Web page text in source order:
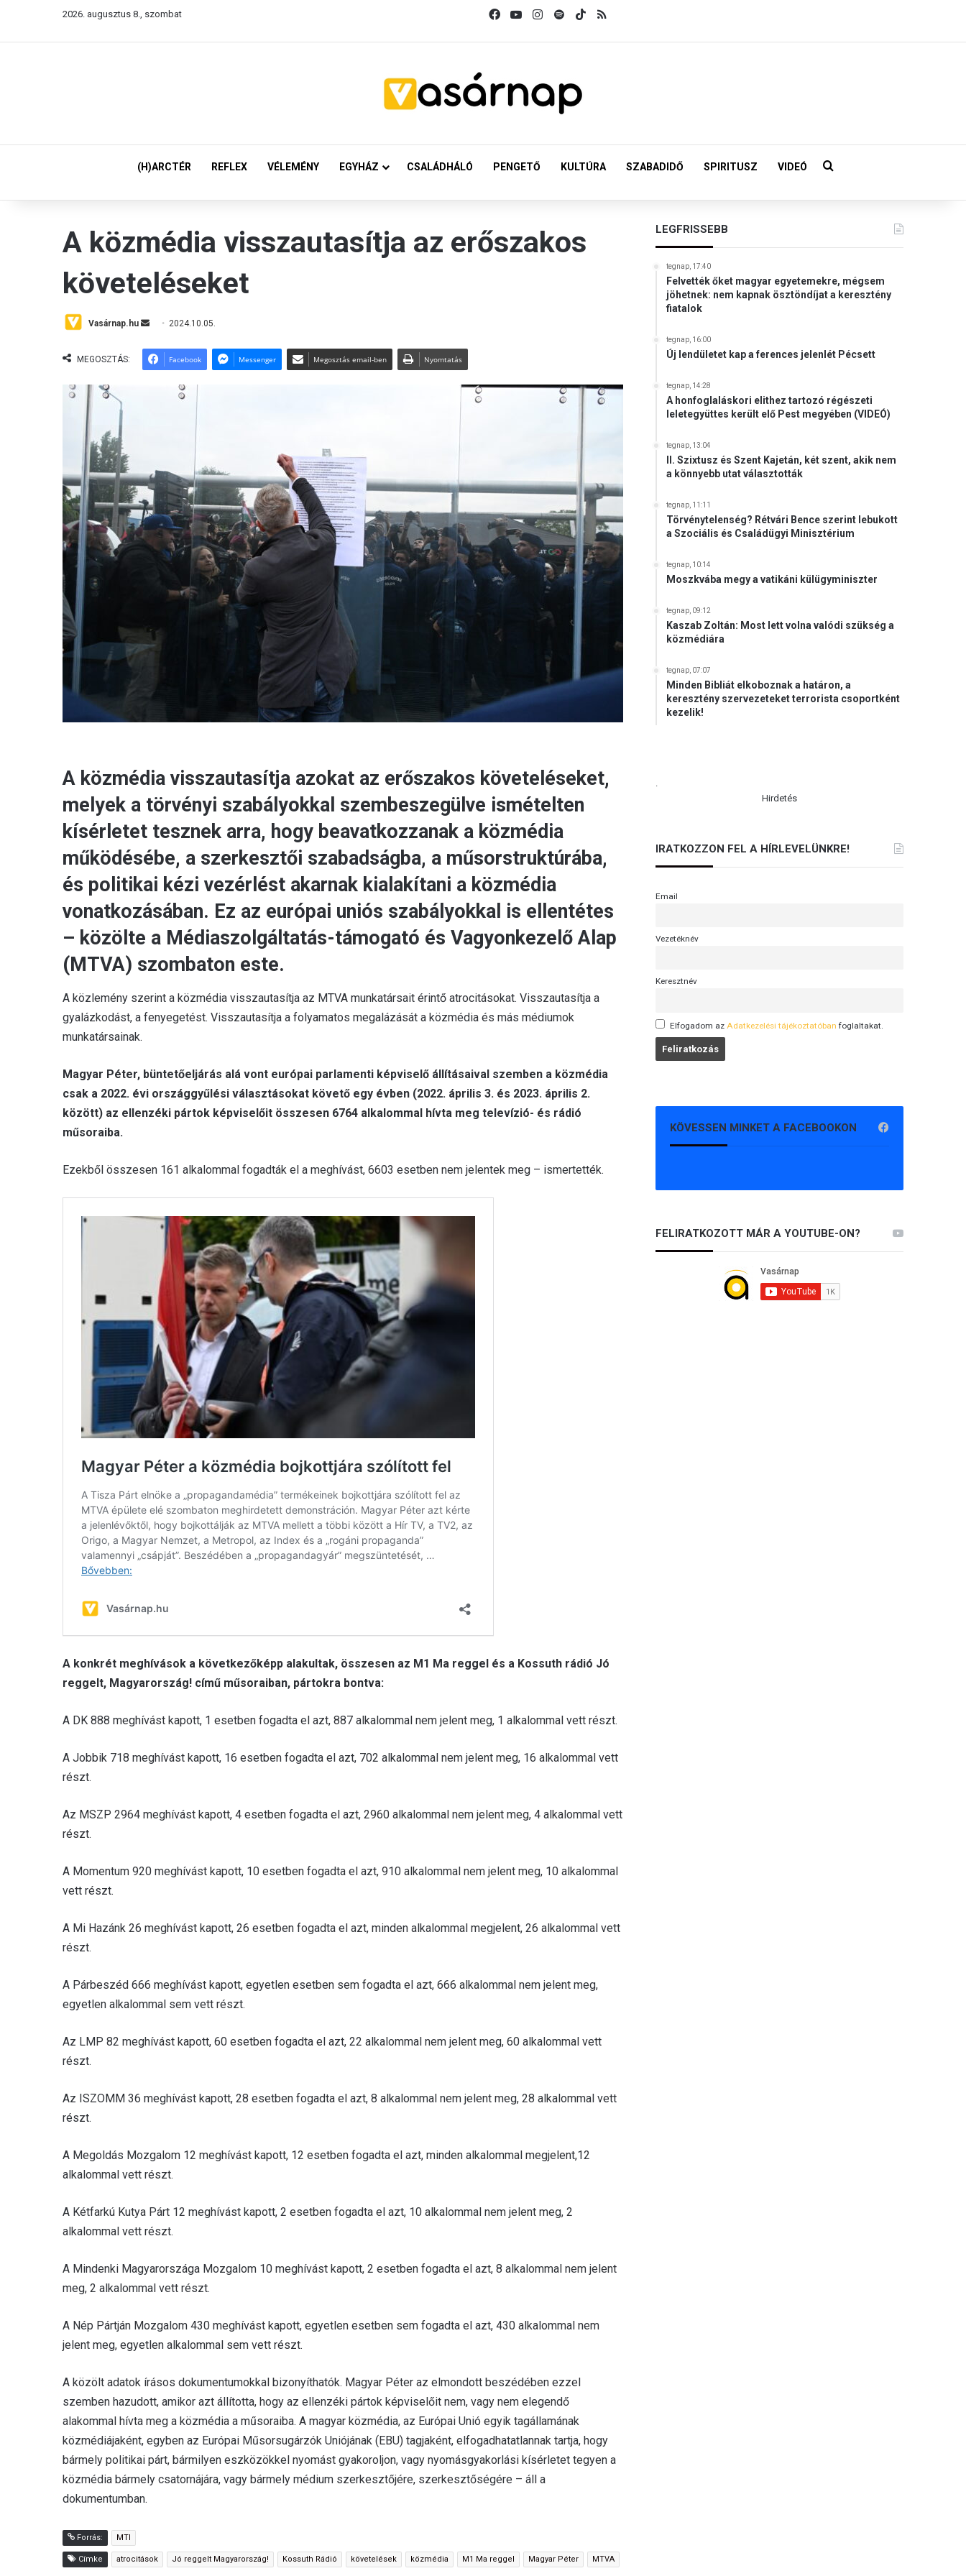
2026. augusztus 8., szombat FacebookYouTubeInstagram
SpotifyTikTokRSS
(H)ARCTÉR REFLEX VÉLEMÉNY EGYHÁZ CSALÁDHÁLÓ PENGETŐ KULTÚRA SZABADIDŐ SPIRITUSZ VIDEÓ Keresés:
A közmédia visszautasítja az erőszakos
követeléseket
Vasárnap.hu
Send
email
2024.10.05.
MEGOSZTÁS: Facebook Messenger Megosztás email-ben Nyomtatás
A közmédia visszautasítja azokat az erőszakos követeléseket,
melyek a törvényi szabályokkal szembeszegülve ismételten
kísérletet tesznek arra, hogy beavatkozzanak a közmédia
működésébe, a szerkesztői szabadságba, a műsorstruktúrába,
és politikai kézi vezérlést akarnak kialakítani a közmédia
vonatkozásában. Ez az európai uniós szabályokkal is ellentétes
– közölte a Médiaszolgáltatás-támogató és Vagyonkezelő Alap
(MTVA) szombaton este.
A közlemény szerint a közmédia visszautasítja az MTVA munkatársait érintő atrocitásokat. Visszautasítja a
gyalázkodást, a fenyegetést. Visszautasítja a folyamatos megalázását a közmédia és más médiumok
munkatársainak.
Magyar Péter, büntetőeljárás alá vont európai parlamenti képviselő állításaival szemben a közmédia
csak a 2022. évi országgyűlési választásokat követő egy évben (2022. április 3. és 2023. április 2.
között) az ellenzéki pártok képviselőit összesen 6764 alkalommal hívta meg televízió- és rádió
műsoraiba.
Ezekből összesen 161 alkalommal fogadták el a meghívást, 6603 esetben nem jelentek meg – ismertették.
A konkrét meghívások a következőképp alakultak, összesen az M1 Ma reggel és a Kossuth rádió Jó
reggelt, Magyarország! című műsoraiban, pártokra bontva:
A DK 888 meghívást kapott, 1 esetben fogadta el azt, 887 alkalommal nem jelent meg, 1 alkalommal vett részt.
A Jobbik 718 meghívást kapott, 16 esetben fogadta el azt, 702 alkalommal nem jelent meg, 16 alkalommal vett
részt.
Az MSZP 2964 meghívást kapott, 4 esetben fogadta el azt, 2960 alkalommal nem jelent meg, 4 alkalommal vett
részt.
A Momentum 920 meghívást kapott, 10 esetben fogadta el azt, 910 alkalommal nem jelent meg, 10 alkalommal
vett részt.
A Mi Hazánk 26 meghívást kapott, 26 esetben fogadta el azt, minden alkalommal megjelent, 26 alkalommal vett
részt.
A Párbeszéd 666 meghívást kapott, egyetlen esetben sem fogadta el azt, 666 alkalommal nem jelent meg,
egyetlen alkalommal sem vett részt.
Az LMP 82 meghívást kapott, 60 esetben fogadta el azt, 22 alkalommal nem jelent meg, 60 alkalommal vett
részt.
Az ISZOMM 36 meghívást kapott, 28 esetben fogadta el azt, 8 alkalommal nem jelent meg, 28 alkalommal vett
részt.
A Megoldás Mozgalom 12 meghívást kapott, 12 esetben fogadta el azt, minden alkalommal megjelent,12
alkalommal vett részt.
A Kétfarkú Kutya Párt 12 meghívást kapott, 2 esetben fogadta el azt, 10 alkalommal nem jelent meg, 2
alkalommal vett részt.
A Mindenki Magyarországa Mozgalom 10 meghívást kapott, 2 esetben fogadta el azt, 8 alkalommal nem jelent
meg, 2 alkalommal vett részt.
A Nép Pártján Mozgalom 430 meghívást kapott, egyetlen esetben sem fogadta el azt, 430 alkalommal nem
jelent meg, egyetlen alkalommal sem vett részt.
A közölt adatok írásos dokumentumokkal bizonyíthatók. Magyar Péter az elmondott beszédében ezzel
szemben hazudott, amikor azt állította, hogy az ellenzéki pártok képviselőit nem, vagy nem elegendő
alakommal hívta meg a közmédia a műsoraiba. A magyar közmédia, az Európai Unió egyik tagállamának
közmédiájaként, egyben az Európai Műsorsugárzók Uniójának (EBU) tagjaként, elfogadhatatlannak tartja, hogy
bármely politikai párt, bármilyen eszközökkel nyomást gyakoroljon, vagy nyomásgyakorlási kísérletet tegyen a
közmédia bármely csatornájára, vagy bármely médium szerkesztőjére, szerkesztőségére – áll a
dokumentumban.
Forrás: MTI
Címke atrocitások Jó reggelt Magyarország! Kossuth Rádió követelések közmédia M1 Ma reggel Magyar Péter MTVA
LEGFRISSEBB
tegnap, 17:40
Felvették őket magyar egyetemekre, mégsem
jöhetnek: nem kapnak ösztöndíjat a keresztény
fiatalok
tegnap, 16:00
Új lendületet kap a ferences jelenlét Pécsett
tegnap, 14:28
A honfoglaláskori elithez tartozó régészeti
leletegyüttes került elő Pest megyében (VIDEÓ)
tegnap, 13:04
II. Szixtusz és Szent Kajetán, két szent, akik nem
a könnyebb utat választották
tegnap, 11:11
Törvénytelenség? Rétvári Bence szerint lebukott
a Szociális és Családügyi Minisztérium
tegnap, 10:14
Moszkvába megy a vatikáni külügyminiszter
tegnap, 09:12
Kaszab Zoltán: Most lett volna valódi szükség a
közmédiára
tegnap, 07:07
Minden Bibliát elkoboznak a határon, a
keresztény szervezeteket terrorista csoportként
kezelik!
.
Hirdetés
IRATKOZZON FEL A HÍRLEVELÜNKRE!
Email
Vezetéknév
Keresztnév
Elfogadom az Adatkezelési tájékoztatóban foglaltakat.
KÖVESSEN MINKET A FACEBOOKON
FELIRATKOZOTT MÁR A YOUTUBE-ON?